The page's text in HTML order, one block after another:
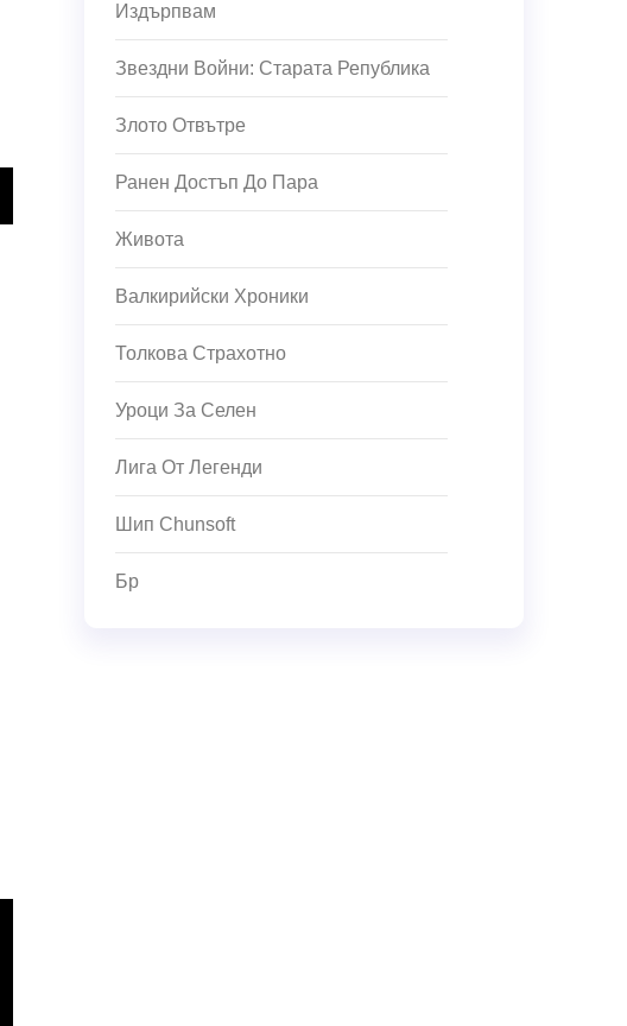
Издърпвам
Звездни Войни: Старата Република
Злото Отвътре
Ранен Достъп До Пара
Живота
Валкирийски Хроники
Толкова Страхотно
Уроци За Селен
Лига От Легенди
Шип Chunsoft
Бр